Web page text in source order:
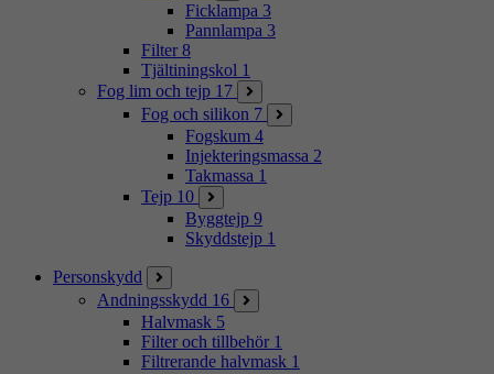
Ficklampa 3
Pannlampa 3
Filter 8
Tjältiningskol 1
Fog lim och tejp 17
Fog och silikon 7
Fogskum 4
Injekteringsmassa 2
Takmassa 1
Tejp 10
Byggtejp 9
Skyddstejp 1
Personskydd
Andningsskydd 16
Halvmask 5
Filter och tillbehör 1
Filtrerande halvmask 1